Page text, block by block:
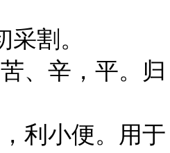
割。
、辛，平。归
，利小便。用于